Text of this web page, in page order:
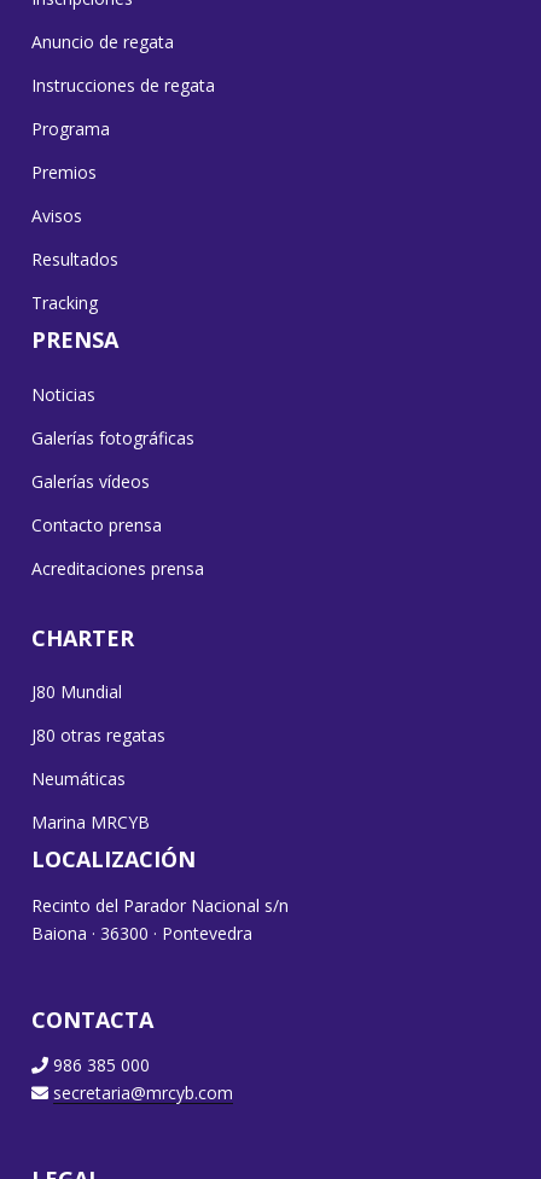
Anuncio de regata
Instrucciones de regata
Programa
Premios
Avisos
Resultados
Tracking
PRENSA
Noticias
Galerías fotográficas
Galerías vídeos
Contacto prensa
Acreditaciones prensa
CHARTER
J80 Mundial
J80 otras regatas
Neumáticas
Marina MRCYB
LOCALIZACIÓN
Recinto del Parador Nacional s/n
Baiona · 36300 · Pontevedra
CONTACTA
986 385 000
secretaria@mrcyb.com